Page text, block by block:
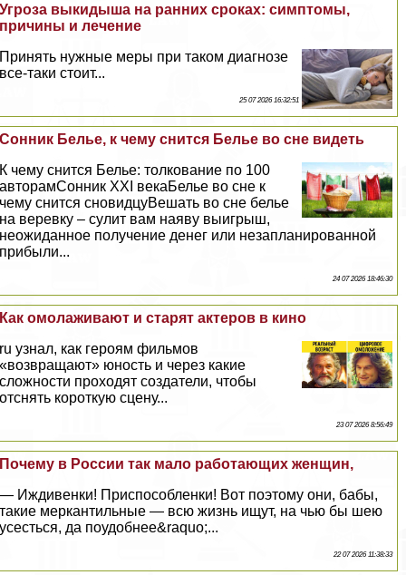
Угроза выкидыша на ранних сроках: симптомы,
причины и лечение
Принять нужные меры при таком диагнозе
все-таки стоит...
25 07 2026 16:32:51
Сонник Белье, к чему снится Белье во сне видеть
К чему снится Белье: толкование по 100
авторамСонник XXI векаБелье во сне к
чему снится сновидцуВешать во сне белье
на веревку – сулит вам наяву выигрыш,
неожиданное получение денег или незапланированной
прибыли...
24 07 2026 18:46:30
Как омолаживают и старят актеров в кино
ru узнал, как героям фильмов
«возвращают» юность и через какие
сложности проходят создатели, чтобы
отснять короткую сцену...
23 07 2026 8:56:49
Почему в России так мало работающих женщин,
— Иждивенки! Приспособленки! Вот поэтому они, бабы,
такие меркантильные — всю жизнь ищут, на чью бы шею
усесться, да поудобнее&raquo;...
22 07 2026 11:38:33